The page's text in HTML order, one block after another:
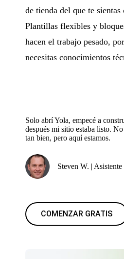
de tienda del que te
Plantillas flexibles y
hacen el trabajo pesado,
necesitas conocimientos
Solo abrí Yola, empecé a
después mi sitio estaba listo.
tan bien, pero aquí estamos.
Steven W. |
COMENZAR GRATIS